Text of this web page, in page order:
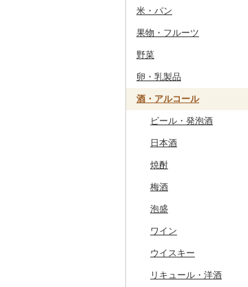
ステーキ
すき焼き
焼肉
牛タン
和牛
黒毛和牛
白老牛
仙台牛
米沢牛
山形牛
常陸牛
上州牛
牛肉（加工品）
ハンバーグ
ローストビーフ
ビーフジャーキー
その他牛肉（加工品）
豚肉（精肉）
すき焼き
しゃぶしゃぶ
焼肉
アグー豚
その他豚肉（精肉）
豚肉（加工品）
ハンバーグ
もつ鍋
ハム
ソーセージ・ウインナ
鶏肉
鶏肉（精肉）
ハム・ソーセージ
唐揚げ
中津からあげ
水炊き
地鶏
赤鶏さつま
その他鶏肉
鹿肉
馬肉
羊肉・ラム肉（ジンギス
カニ
ズワイガニ
毛ガニ
かにしゃぶ
その他カニ
エビ
ボタンエビ
伊勢海老
その他エビ
いくら
うに
明太子・たらこ
明太子
たらこ
その他魚卵
数の子
からすみ
キャビア
その他魚卵
貝
帆立（ホタテ）
鮑（アワビ）
牡蠣（カキ）
あさり
しじみ
サザエ
うなぎ
鮮魚
鮭・サーモン
マグロ
イワシ
カツオ
イカ・タコ
イカ
タコ
海苔・海藻
海苔
わかめ
干物
ししゃも
その他魚介・加工品
米・パン
米
無洗米
玄米
金芽米
ゆめぴりか
つや姫
コシヒカリ
はえぬき
さがびより
あきたこまち
ひとめぼれ
雑穀
餅
その他穀物加工品
パン
果物・フルーツ
ぶどう・マスカット
巨峰
ナガノパープル
ピオーネ
デラウェア
シャインマスカット
その他ぶどう・マスカ
いちご
りんご
もも
メロン
さくらんぼ
梨
和梨
洋梨・ラフランス
マンゴー
みかん・柑橘
みかん
レモン
すいか
キウイ
野菜
いも
じゃがいも
さつまいも
その他いも
トマト
フルーツトマト
ミニトマト
その他トマト
玉ねぎ
ねぎ
とうもろこし
根菜
人参
大根
自然薯
レンコン
アスパラガス
豆
きのこ
しいたけ
その他野菜
卵・乳製品
卵
チーズ
ヨーグルト
牛乳
バター
その他乳製品
酒・アルコール
ビール・発泡酒
ビール
発泡酒
地ビール・クラフトビ
日本酒
純米大吟醸
純米吟醸
大吟醸
吟醸
その他日本酒
焼酎
芋焼酎
麦焼酎
米焼酎
黒糖焼酎
その他焼酎
梅酒
泡盛
ワイン
白ワイン
赤ワイン
ウイスキー
リキュール・洋酒